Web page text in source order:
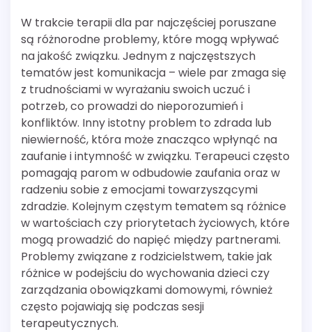
W trakcie terapii dla par najczęściej poruszane
są różnorodne problemy, które mogą wpływać
na jakość związku. Jednym z najczęstszych
tematów jest komunikacja – wiele par zmaga się
z trudnościami w wyrażaniu swoich uczuć i
potrzeb, co prowadzi do nieporozumień i
konfliktów. Inny istotny problem to zdrada lub
niewierność, która może znacząco wpłynąć na
zaufanie i intymność w związku. Terapeuci często
pomagają parom w odbudowie zaufania oraz w
radzeniu sobie z emocjami towarzyszącymi
zdradzie. Kolejnym częstym tematem są różnice
w wartościach czy priorytetach życiowych, które
mogą prowadzić do napięć między partnerami.
Problemy związane z rodzicielstwem, takie jak
różnice w podejściu do wychowania dzieci czy
zarządzania obowiązkami domowymi, również
często pojawiają się podczas sesji
terapeutycznych.